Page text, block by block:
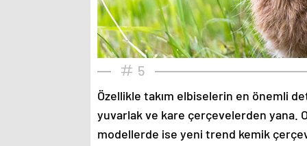
5
Özellikle takım elbiselerin en önemli
yuvarlak ve kare çerçevelerden yana.
modellerde ise yeni trend kemik